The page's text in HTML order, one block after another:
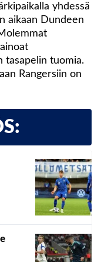
yhdessä
aikaan Dundeen
tasapelin tuomia.
Rangersiin on